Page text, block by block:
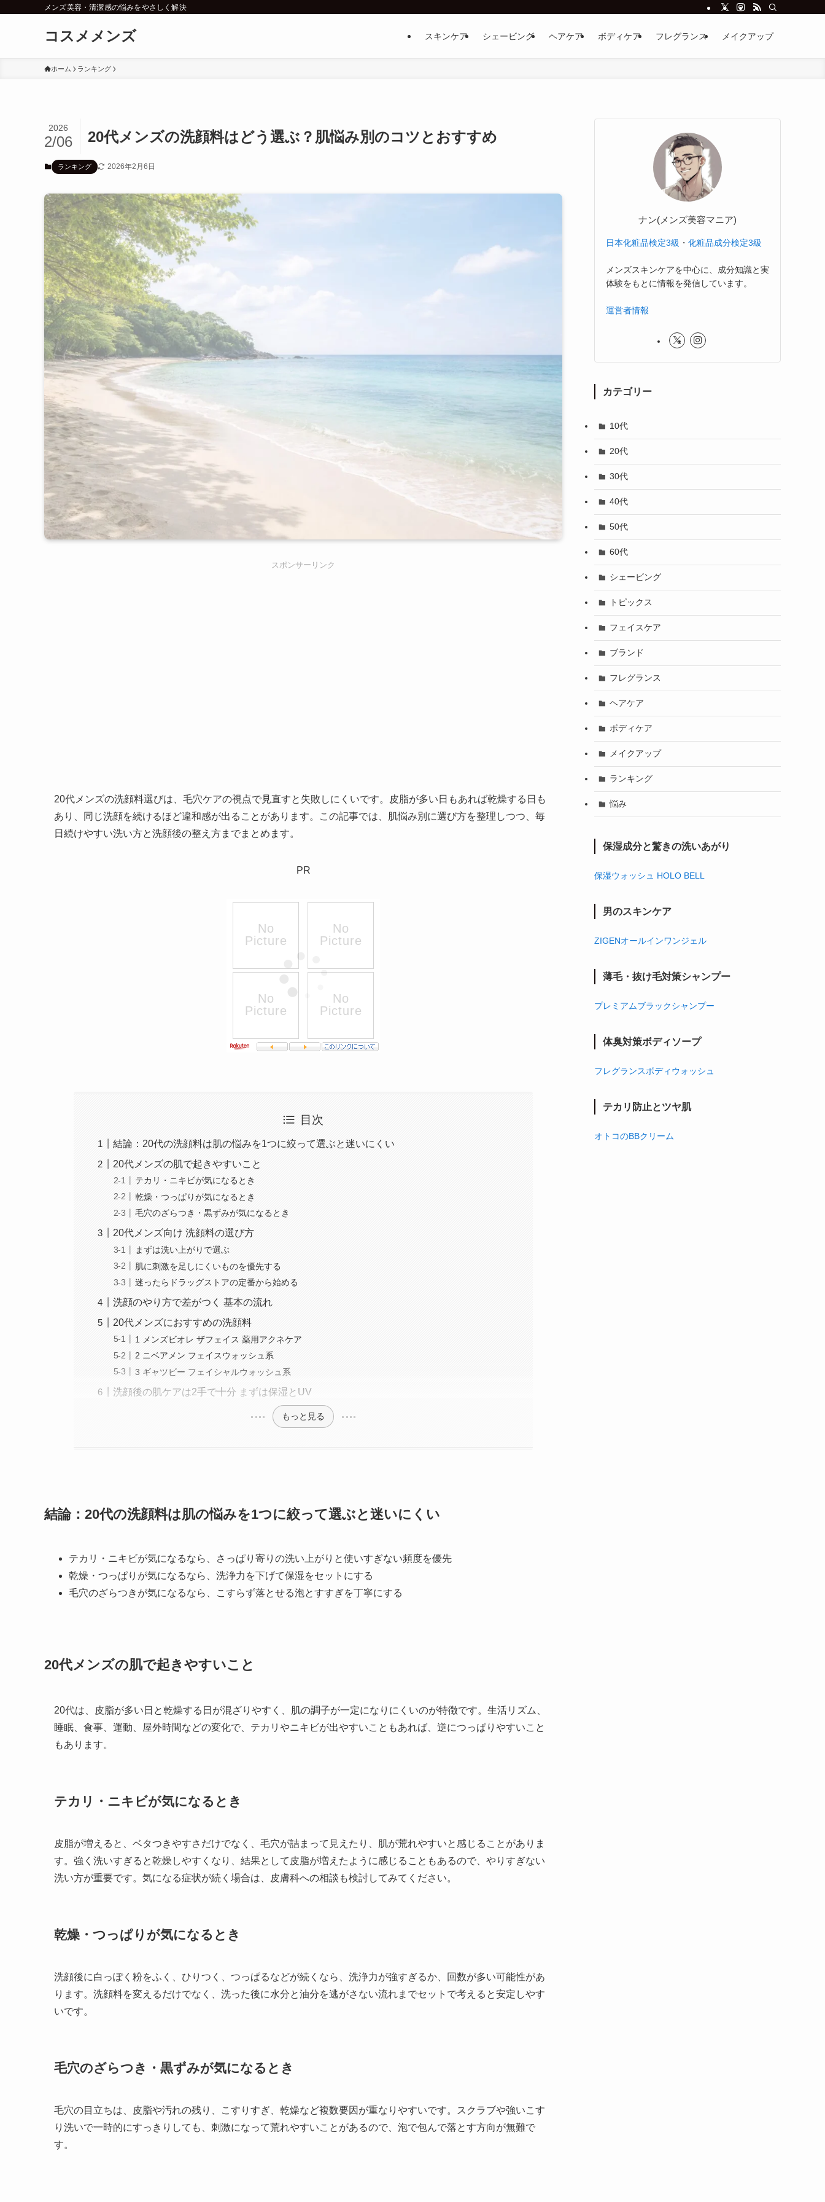
メンズ美容・清潔感の悩みをやさしく解決
コスメメンズ スキンケア シェービング ヘアケア ボディケア フレグランス メイクアップ
ホーム ランキング
20代メンズの洗顔料はどう選ぶ？肌悩み別のコツとおすすめ
2026
2/06
ランキング 2026年2月6日
スポンサーリンク
20代メンズの洗顔料選びは、毛穴ケアの視点で見直すと失敗しにくいです。皮脂が多い日もあれば乾燥する日も
あり、同じ洗顔を続けるほど違和感が出ることがあります。この記事では、肌悩み別に選び方を整理しつつ、毎
日続けやすい洗い方と洗顔後の整え方までまとめます。
PR
目次
結論：20代の洗顔料は肌の悩みを1つに絞って選ぶと迷いにくい
20代メンズの肌で起きやすいこと
テカリ・ニキビが気になるとき
乾燥・つっぱりが気になるとき
毛穴のざらつき・黒ずみが気になるとき
20代メンズ向け 洗顔料の選び方
まずは洗い上がりで選ぶ
肌に刺激を足しにくいものを優先する
迷ったらドラッグストアの定番から始める
洗顔のやり方で差がつく 基本の流れ
20代メンズにおすすめの洗顔料
1 メンズビオレ ザフェイス 薬用アクネケア
2 ニベアメン フェイスウォッシュ系
3 ギャツビー フェイシャルウォッシュ系
洗顔後の肌ケアは2手で十分 まずは保湿とUV
もっと見る
結論：20代の洗顔料は肌の悩みを1つに絞って選ぶと迷いにくい
テカリ・ニキビが気になるなら、さっぱり寄りの洗い上がりと使いすぎない頻度を優先
乾燥・つっぱりが気になるなら、洗浄力を下げて保湿をセットにする
毛穴のざらつきが気になるなら、こすらず落とせる泡とすすぎを丁寧にする
20代メンズの肌で起きやすいこと
20代は、皮脂が多い日と乾燥する日が混ざりやすく、肌の調子が一定になりにくいのが特徴です。生活リズム、
睡眠、食事、運動、屋外時間などの変化で、テカリやニキビが出やすいこともあれば、逆につっぱりやすいこと
もあります。
テカリ・ニキビが気になるとき
皮脂が増えると、ベタつきやすさだけでなく、毛穴が詰まって見えたり、肌が荒れやすいと感じることがありま
す。強く洗いすぎると乾燥しやすくなり、結果として皮脂が増えたように感じることもあるので、やりすぎない
洗い方が重要です。気になる症状が続く場合は、皮膚科への相談も検討してみてください。
乾燥・つっぱりが気になるとき
洗顔後に白っぽく粉をふく、ひりつく、つっぱるなどが続くなら、洗浄力が強すぎるか、回数が多い可能性があ
ります。洗顔料を変えるだけでなく、洗った後に水分と油分を逃がさない流れまでセットで考えると安定しやす
いです。
毛穴のざらつき・黒ずみが気になるとき
毛穴の目立ちは、皮脂や汚れの残り、こすりすぎ、乾燥など複数要因が重なりやすいです。スクラブや強いこす
り洗いで一時的にすっきりしても、刺激になって荒れやすいことがあるので、泡で包んで落とす方向が無難で
す。
ナン(メンズ美容マニア)
日本化粧品検定3級 ・ 化粧品成分検定3級
メンズスキンケアを中心に、成分知識と実
体験をもとに情報を発信しています。
運営者情報
カテゴリー
10代
20代
30代
40代
50代
60代
シェービング
トピックス
フェイスケア
ブランド
フレグランス
ヘアケア
ボディケア
メイクアップ
ランキング
悩み
保湿成分と驚きの洗いあがり
保湿ウォッシュ HOLO BELL
男のスキンケア
ZIGENオールインワンジェル
薄毛・抜け毛対策シャンプー
プレミアムブラックシャンプー
体臭対策ボディソープ
フレグランスボディウォッシュ
テカリ防止とツヤ肌
オトコのBBクリーム